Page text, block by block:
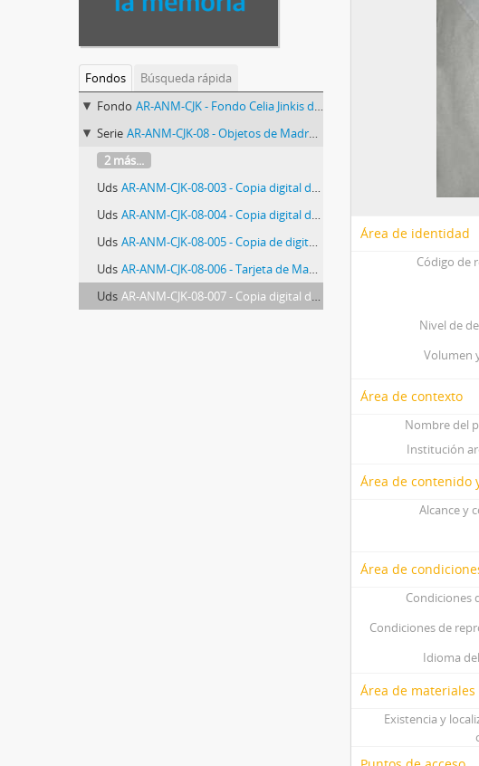
Fondos
Búsqueda rápida
Fondo AR-ANM-CJK - Fondo Celia Jinkis de Korsunsky
Serie AR-ANM-CJK-08 - Objetos de Madres de Plaza de Mayo
2 más...
Uds AR-ANM-CJK-08-003 - Copia digital de pin de pañuelo de Madres de Plaza de Mayo
Uds AR-ANM-CJK-08-004 - Copia digital de pin de la Universidad Nacional del Sur
Uds AR-ANM-CJK-08-005 - Copia de digital de medalla con iniciales de Eduardo Sergio Korsunsky
Uds AR-ANM-CJK-08-006 - Tarjeta de Madres de Plaza de Mayo Línea Fundadora
Uds AR-ANM-CJK-08-007 - Copia digital de pañuelo de Madres de Plaza de Mayo Bahía Blanca
Área de identidad
Código de
Nivel de
Volumen
Área de contexto
Nombre del
Institución
Área de contenido
Alcance y
Área de
Condiciones
Condiciones de
Idioma
Área de
Existencia y